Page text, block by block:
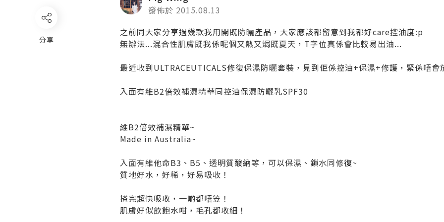
發佈於 2015.08.13
之前同大家分享過幾款我用開既防曬產品，大家應該都留意到我都好care控油度:p
無辦法...混合性肌膚既我係呢個又熱又焗既夏天，T字位真係會比較易出油...
最近收到ULTRACEUTICALS修復保濕防曬套裝，見到佢係控油+保濕+修護，緊係唔會
入面有維B2倍效補濕精華同控油保濕防曬乳SPF30
維B2倍效補濕精華~
Made in Australia~
入面有維他命B3、B5、透明質酸納等，可以保濕、鎖水同修復~
質地好水，好稀，好易吸收！
搽完超快吸收，一啲都唔笠！
肌膚好似飲飽水咁，毛孔都收細！
分享